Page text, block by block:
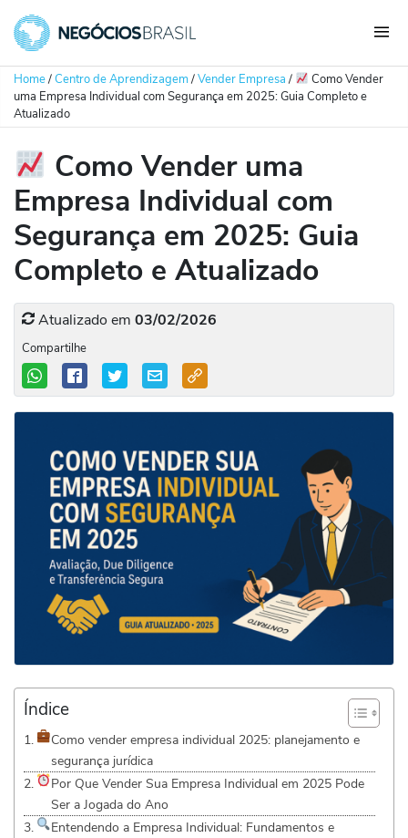
Home/Centro de Aprendizagem/Vender Empresa/
Como Vender
uma Empresa Individual com Segurança em 2025: Guia Completo e
Atualizado
Como Vender uma
Empresa Individual com
Segurança em 2025: Guia
Completo e Atualizado
Atualizado em 03/02/2026
Compartilhe
Índice
Como vender empresa individual 2025: planejamento e
segurança jurídica
Por Que Vender Sua Empresa Individual em 2025 Pode
Ser a Jogada do Ano
Entendendo a Empresa Individual: Fundamentos e